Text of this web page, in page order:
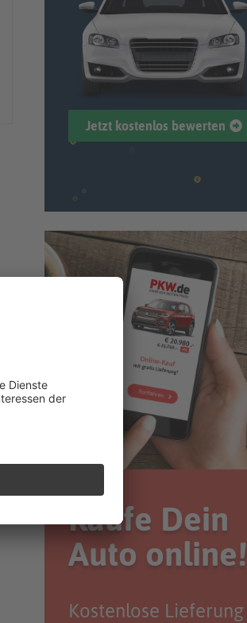
Jetzt kostenlos bewerten
Kaufe Dein
Auto online!
Kostenlose Lieferung